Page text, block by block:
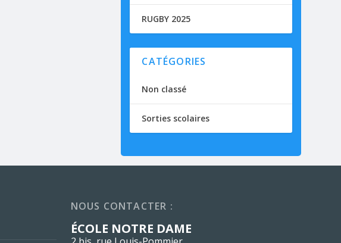
RUGBY 2025
CATÉGORIES
Non classé
Sorties scolaires
NOUS CONTACTER :
ÉCOLE NOTRE DAME